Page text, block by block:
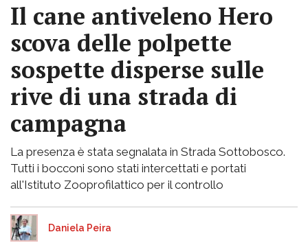
Il cane antiveleno Hero
scova delle polpette
sospette disperse sulle
rive di una strada di
campagna
La presenza è stata segnalata in Strada Sottobosco.
Tutti i bocconi sono stati intercettati e portati
all'Istituto Zooprofilattico per il controllo
Daniela Peira